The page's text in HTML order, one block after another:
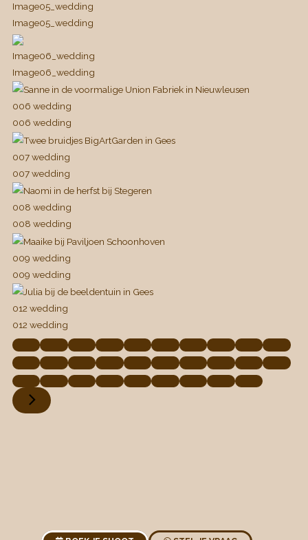
Image05_wedding
Image05_wedding
Image06_wedding
Image06_wedding
006 wedding
006 wedding
007 wedding
007 wedding
008 wedding
008 wedding
009 wedding
009 wedding
012 wedding
012 wedding